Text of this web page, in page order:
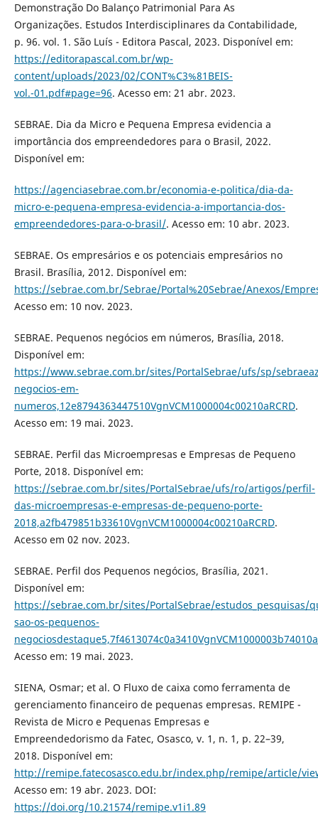
Demonstração Do Balanço Patrimonial Para As
Organizações. Estudos Interdisciplinares da Contabilidade,
p. 96. vol. 1. São Luís - Editora Pascal, 2023. Disponível em:
https://editorapascal.com.br/wp-
content/uploads/2023/02/CONT%C3%81BEIS-
vol.-01.pdf#page=96. Acesso em: 21 abr. 2023.
SEBRAE. Dia da Micro e Pequena Empresa evidencia a
importância dos empreendedores para o Brasil, 2022.
Disponível em:
https://agenciasebrae.com.br/economia-e-politica/dia-da-
micro-e-pequena-empresa-evidencia-a-importancia-dos-
empreendedores-para-o-brasil/. Acesso em: 10 abr. 2023.
SEBRAE. Os empresários e os potenciais empresários no
Brasil. Brasília, 2012. Disponível em:
https://sebrae.com.br/Sebrae/Portal%20Sebrae/Anexos/
Acesso em: 10 nov. 2023.
SEBRAE. Pequenos negócios em números, Brasília, 2018.
Disponível em:
https://www.sebrae.com.br/sites/PortalSebrae/ufs/sp/
negocios-em-
numeros,12e8794363447510VgnVCM1000004c00210aRCRD.
Acesso em: 19 mai. 2023.
SEBRAE. Perfil das Microempresas e Empresas de Pequeno
Porte, 2018. Disponível em:
https://sebrae.com.br/sites/PortalSebrae/ufs/ro/artigos/perfil-
das-microempresas-e-empresas-de-pequeno-porte-
2018,a2fb479851b33610VgnVCM1000004c00210aRCRD.
Acesso em 02 nov. 2023.
SEBRAE. Perfil dos Pequenos negócios, Brasília, 2021.
Disponível em:
https://sebrae.com.br/sites/PortalSebrae/estudos_pesquisas/
sao-os-pequenos-
Acesso em: 19 mai. 2023.
SIENA, Osmar; et al. O Fluxo de caixa como ferramenta de
gerenciamento financeiro de pequenas empresas. REMIPE -
Revista de Micro e Pequenas Empresas e
Empreendedorismo da Fatec, Osasco, v. 1, n. 1, p. 22–39,
2018. Disponível em:
http://remipe.fatecosasco.edu.br/index.php/remipe/article/
Acesso em: 19 abr. 2023. DOI:
https://doi.org/10.21574/remipe.v1i1.89